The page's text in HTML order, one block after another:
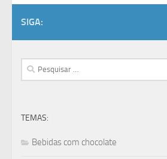
SIGA:
Pesquisar
por:
TEMAS:
Bebidas com chocolate